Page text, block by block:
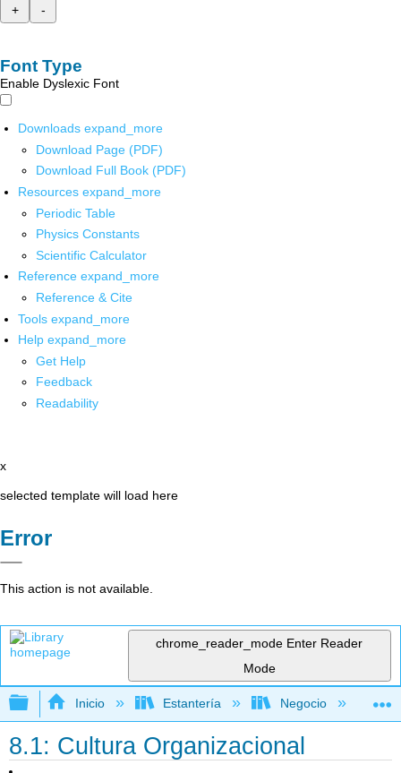
+
-
Font Type
Enable Dyslexic Font
Downloads expand_more
Download Page (PDF)
Download Full Book (PDF)
Resources expand_more
Periodic Table
Physics Constants
Scientific Calculator
Reference expand_more
Reference & Cite
Tools expand_more
Help expand_more
Get Help
Feedback
Readability
x
selected template will load here
Error
This action is not available.
chrome_reader_mode Enter Reader
Mode
Expandir/contraer jerarquía global
Inicio Estantería Negocio
8.1: Cultura Organizacional